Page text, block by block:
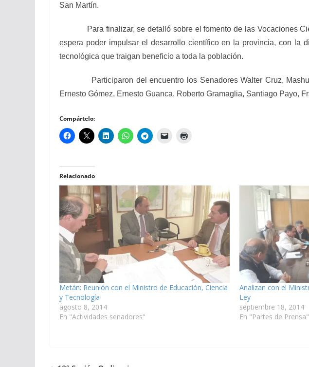
San Martín.
Para finalizar, se detalló sobre el fomento de las Vocaciones
espera poder impulsar el desarrollo científico en la provincia, con la
tecnológica que traigan beneficio a toda la población.
Participaron del encuentro los Senadores Walter Cruz, Mashur
Ernesto Gómez, Ernesto Guanca, Roberto Gramaglia, Santiago Payo,
Compártelo:
Relacionado
Metán: Reunión con el Ministro de Educación, Ciencia
y Tecnología
agosto 8, 2014
En "Actividades senadores"
Analizan con el
Ley
septiembre 18, 2014
En "Partes de Prensa"